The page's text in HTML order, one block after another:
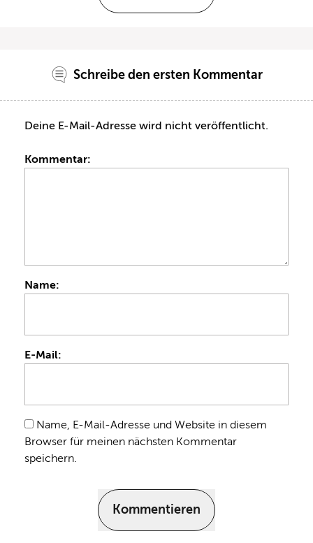
Schreibe den ersten Kommentar
Deine E-Mail-Adresse wird nicht veröffentlicht.
Kommentar:
Name:
E-Mail:
Name, E-Mail-Adresse und Website in diesem
Browser für meinen nächsten Kommentar
speichern.
Kommentieren